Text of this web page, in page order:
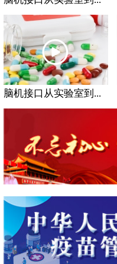
脑机接口从实验室到...